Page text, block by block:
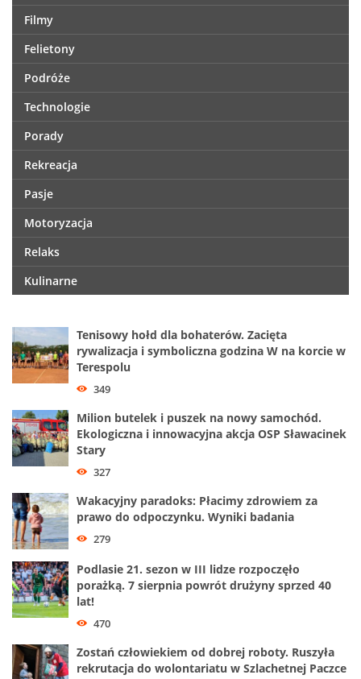
Filmy
Felietony
Podróże
Technologie
Porady
Rekreacja
Pasje
Motoryzacja
Relaks
Kulinarne
Tenisowy hołd dla bohaterów. Zacięta
rywalizacja i symboliczna godzina W na korcie w
Terespolu
349
Milion butelek i puszek na nowy samochód.
Ekologiczna i innowacyjna akcja OSP Sławacinek
Stary
327
Wakacyjny paradoks: Płacimy zdrowiem za
prawo do odpoczynku. Wyniki badania
279
Podlasie 21. sezon w III lidze rozpoczęło
porażką. 7 sierpnia powrót drużyny sprzed 40
lat!
470
Zostań człowiekiem od dobrej roboty. Ruszyła
rekrutacja do wolontariatu w Szlachetnej Paczce